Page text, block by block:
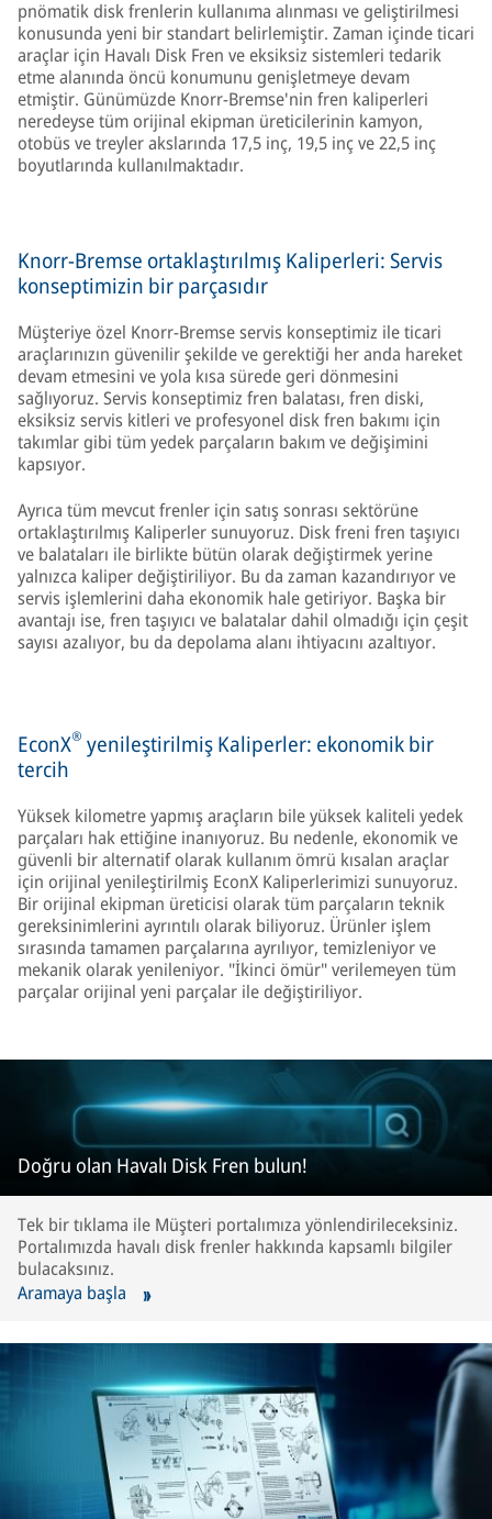
pnömatik disk frenlerin kullanıma alınması ve geliştirilmesi
konusunda yeni bir standart belirlemiştir. Zaman içinde ticari
araçlar için Havalı Disk Fren ve eksiksiz sistemleri tedarik
etme alanında öncü konumunu genişletmeye devam
etmiştir. Günümüzde Knorr-Bremse'nin fren kaliperleri
neredeyse tüm orijinal ekipman üreticilerinin kamyon,
otobüs ve treyler akslarında 17,5 inç, 19,5 inç ve 22,5 inç
boyutlarında kullanılmaktadır.
Knorr-Bremse ortaklaştırılmış Kaliperleri: Servis
konseptimizin bir parçasıdır
Müşteriye özel Knorr-Bremse servis konseptimiz ile ticari
araçlarınızın güvenilir şekilde ve gerektiği her anda hareket
devam etmesini ve yola kısa sürede geri dönmesini
sağlıyoruz. Servis konseptimiz fren balatası, fren diski,
eksiksiz servis kitleri ve profesyonel disk fren bakımı için
takımlar gibi tüm yedek parçaların bakım ve değişimini
kapsıyor.
Ayrıca tüm mevcut frenler için satış sonrası sektörüne
ortaklaştırılmış Kaliperler sunuyoruz. Disk freni fren taşıyıcı
ve balataları ile birlikte bütün olarak değiştirmek yerine
yalnızca kaliper değiştiriliyor. Bu da zaman kazandırıyor ve
servis işlemlerini daha ekonomik hale getiriyor. Başka bir
avantajı ise, fren taşıyıcı ve balatalar dahil olmadığı için çeşit
sayısı azalıyor, bu da depolama alanı ihtiyacını azaltıyor.
EconX® yenileştirilmiş Kaliperler: ekonomik bir
tercih
Yüksek kilometre yapmış araçların bile yüksek kaliteli yedek
parçaları hak ettiğine inanıyoruz. Bu nedenle, ekonomik ve
güvenli bir alternatif olarak kullanım ömrü kısalan araçlar
için orijinal yenileştirilmiş EconX Kaliperlerimizi sunuyoruz.
Bir orijinal ekipman üreticisi olarak tüm parçaların teknik
gereksinimlerini ayrıntılı olarak biliyoruz. Ürünler işlem
sırasında tamamen parçalarına ayrılıyor, temizleniyor ve
mekanik olarak yenileniyor. "İkinci ömür" verilemeyen tüm
parçalar orijinal yeni parçalar ile değiştiriliyor.
Doğru olan Havalı Disk Fren bulun!
Tek bir tıklama ile Müşteri portalımıza yönlendirileceksiniz.
Portalımızda havalı disk frenler hakkında kapsamlı bilgiler
bulacaksınız.
Aramaya başla